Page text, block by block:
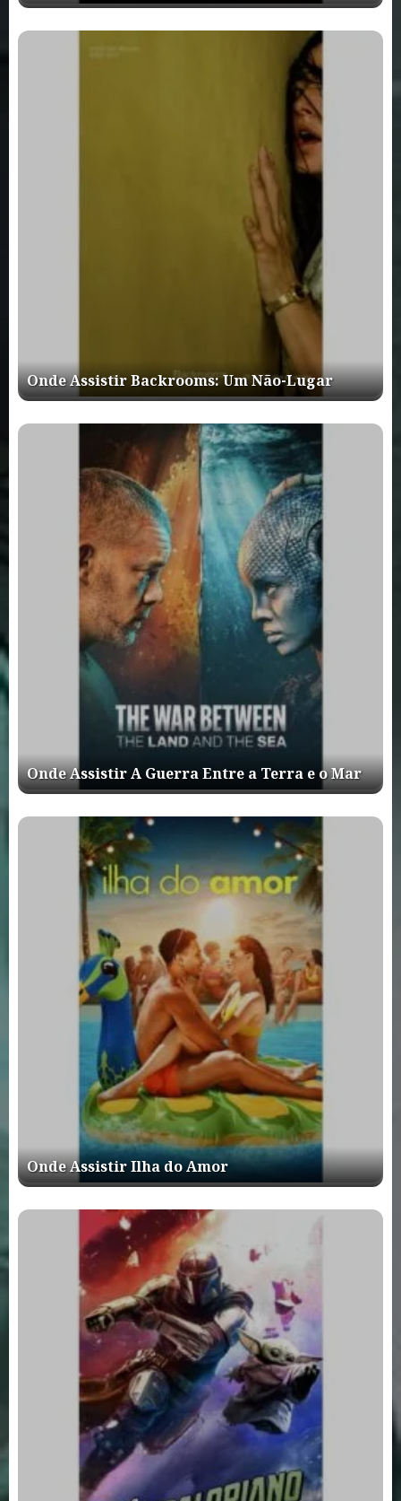
Onde Assistir Backrooms: Um Não-Lugar
Onde Assistir A Guerra Entre a Terra e o Mar
Onde Assistir Ilha do Amor